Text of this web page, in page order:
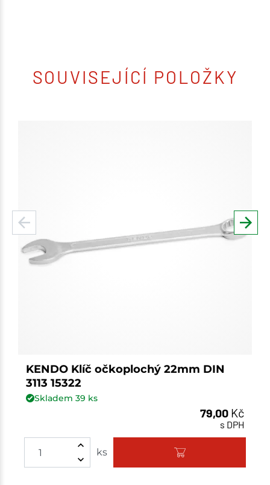
SOUVISEJÍCÍ POLOŽKY
KENDO Klíč očkoplochý 22mm DIN
3113 15322
Skladem 39 ks
79,00 Kč
s DPH
ks Množství